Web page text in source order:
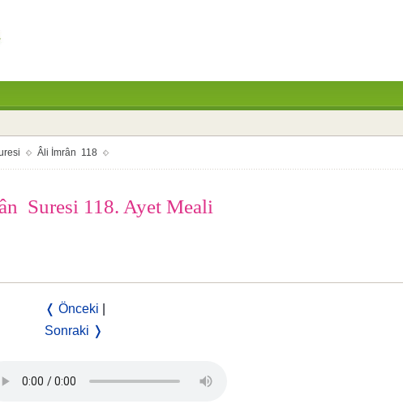
Âli İmrân 118
Suresi 118. Ayet Meali
❬ Önceki
Sonraki ❭